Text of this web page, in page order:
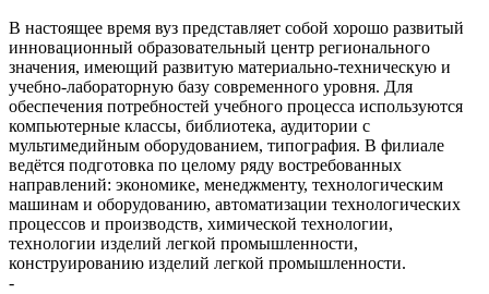
В настоящее время вуз представляет собой хорошо развитый
инновационный образовательный центр регионального
значения, имеющий развитую материально-техническую и
учебно-лабораторную базу современного уровня. Для
обеспечения потребностей учебного процесса используются
компьютерные классы, библиотека, аудитории с
мультимедийным оборудованием, типография. В филиале
ведётся подготовка по целому ряду востребованных
направлений: экономике, менеджменту, технологическим
машинам и оборудованию, автоматизации технологических
процессов и производств, химической технологии,
технологии изделий легкой промышленности,
конструированию изделий легкой промышленности.
-